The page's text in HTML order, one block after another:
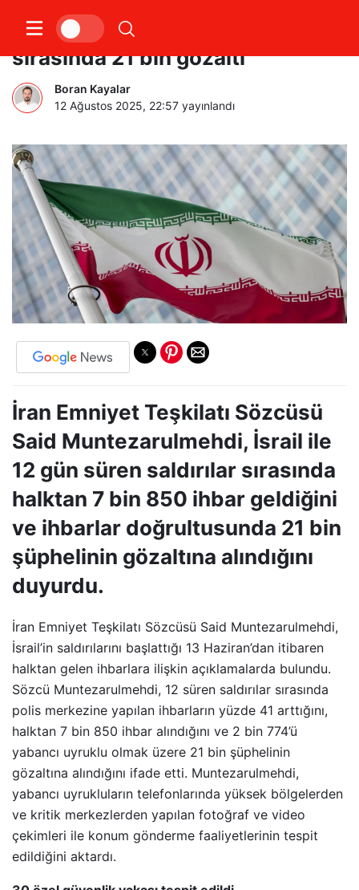
İran’da İsrail ile 12 günlük savaş
sırasında 21 bin gözaltı
Boran Kayalar
12 Ağustos 2025, 22:57 yayınlandı
İran Emniyet Teşkilatı Sözcüsü
Said Muntezarulmehdi, İsrail ile
12 gün süren saldırılar sırasında
halktan 7 bin 850 ihbar geldiğini
ve ihbarlar doğrultusunda 21 bin
şüphelinin gözaltına alındığını
duyurdu.
İran Emniyet Teşkilatı Sözcüsü Said Muntezarulmehdi,
İsrail’in saldırılarını başlattığı 13 Haziran’dan itibaren
halktan gelen ihbarlara ilişkin açıklamalarda bulundu.
Sözcü Muntezarulmehdi, 12 süren saldırılar sırasında
polis merkezine yapılan ihbarların yüzde 41 arttığını,
halktan 7 bin 850 ihbar alındığını ve 2 bin 774’ü
yabancı uyruklu olmak üzere 21 bin şüphelinin
gözaltına alındığını ifade etti. Muntezarulmehdi,
yabancı uyrukluların telefonlarında yüksek bölgelerden
ve kritik merkezlerden yapılan fotoğraf ve video
çekimleri ile konum gönderme faaliyetlerinin tespit
edildiğini aktardı.